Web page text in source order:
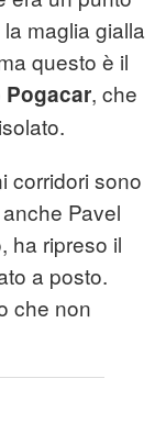
maglia gialla
questo è il
Pogacar, che
corridori sono
Pavel
ha ripreso il
a posto.
che non